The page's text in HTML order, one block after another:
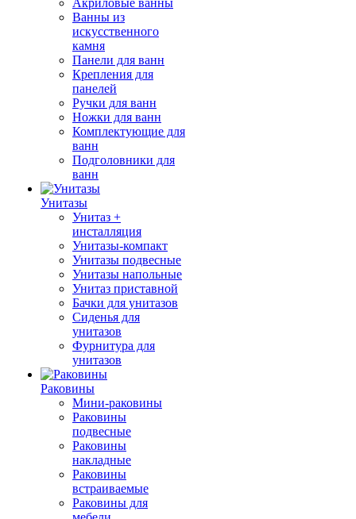
Акриловые ванны
Ванны из
искусственного
камня
Панели для ванн
Крепления для
панелей
Ручки для ванн
Ножки для ванн
Комплектующие для
ванн
Подголовники для
ванн
Унитазы
Унитаз +
инсталляция
Унитазы-компакт
Унитазы подвесные
Унитазы напольные
Унитаз приставной
Бачки для унитазов
Сиденья для
унитазов
Фурнитура для
унитазов
Раковины
Мини-раковины
Раковины
подвесные
Раковины
накладные
Раковины
встраиваемые
Раковины для